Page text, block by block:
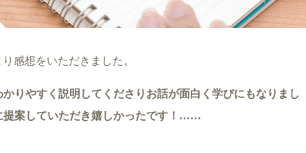
感想をいただきました。
りやすく説明してくださりお話が面白く学びにもなりまし
提案していただき嬉しかったです！……